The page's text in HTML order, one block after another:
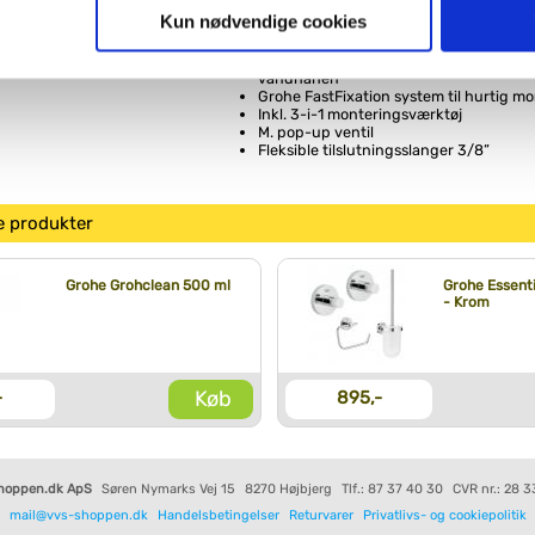
så giver du samtykke til de ovenfor nævnte formål med de
vælge bestemte cookie-typer til og fra nedenfor. Til enhver tid
måtte ønske det.
vi behandler dine personoplysninger, ved at klikke
Kun nødvendige cookies
Grohe Long-Life Shine-
vandhanen
Grohe FastFixation system til hurtig
Inkl. 3-i-1 monteringsværktøj
M. pop-up ventil
Fleksible tilslutningsslanger 3/8”
produkter
Grohe Grohclean 500 ml
Køb
Grohe
- Krom
895,-
ApS Søren Nymarks Vej 15 8270 Højbjerg Tlf.: 87 37 40 30
CVR nr.: 28
mail@vvs-shoppen.dk
Handelsbetingelser Returvarer Privatlivs- og cookiepolitik